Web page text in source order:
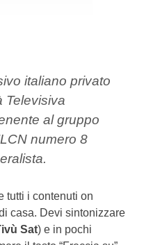
italiano privato
Televisiva
al gruppo
numero 8
tutti i contenuti on
casa. Devi sintonizzare
Sat) e in pochi